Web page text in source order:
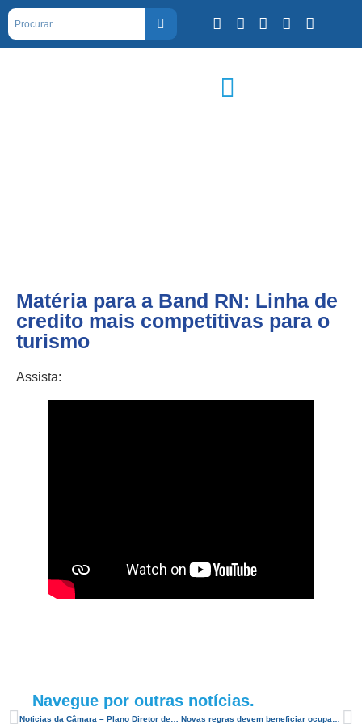
Matéria para a Band RN: Linha de
credito mais competitivas para o
turismo
Assista:
Navegue por outras notícias.